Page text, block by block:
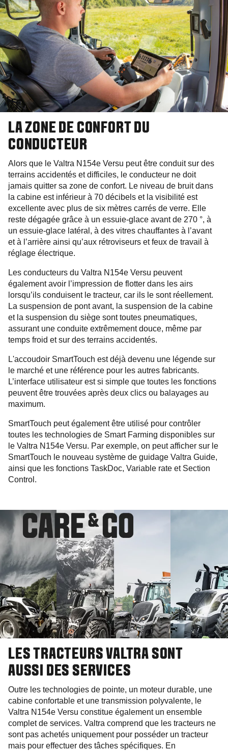
LA ZONE DE CONFORT DU
CONDUCTEUR
Alors que le Valtra N154e Versu peut être conduit sur des
terrains accidentés et difficiles, le conducteur ne doit
jamais quitter sa zone de confort. Le niveau de bruit dans
la cabine est inférieur à 70 décibels et la visibilité est
excellente avec plus de six mètres carrés de verre. Elle
reste dégagée grâce à un essuie-glace avant de 270 °, à
un essuie-glace latéral, à des vitres chauffantes à l’avant
et à l’arrière ainsi qu’aux rétroviseurs et feux de travail à
réglage électrique.
Les conducteurs du Valtra N154e Versu peuvent
également avoir l’impression de flotter dans les airs
lorsqu’ils conduisent le tracteur, car ils le sont réellement.
La suspension de pont avant, la suspension de la cabine
et la suspension du siège sont toutes pneumatiques,
assurant une conduite extrêmement douce, même par
temps froid et sur des terrains accidentés.
L'accoudoir SmartTouch est déjà devenu une légende sur
le marché et une référence pour les autres fabricants.
L’interface utilisateur est si simple que toutes les fonctions
peuvent être trouvées après deux clics ou balayages au
maximum.
SmartTouch peut également être utilisé pour contrôler
toutes les technologies de Smart Farming disponibles sur
le Valtra N154e Versu. Par exemple, on peut afficher sur le
SmartTouch le nouveau système de guidage Valtra Guide,
ainsi que les fonctions TaskDoc, Variable rate et Section
Control.
LES TRACTEURS VALTRA SONT
AUSSI DES SERVICES
Outre les technologies de pointe, un moteur durable, une
cabine confortable et une transmission polyvalente, le
Valtra N154e Versu constitue également un ensemble
complet de services. Valtra comprend que les tracteurs ne
sont pas achetés uniquement pour posséder un tracteur
mais pour effectuer des tâches spécifiques. En